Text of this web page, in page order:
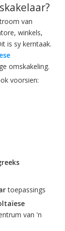
van
winkels,
is sy kerntaak.
omskakeling.
voorsien:
toepassings
van 'n